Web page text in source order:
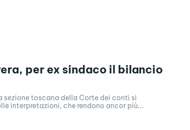
per ex sindaco il bilancio
sezione toscana della Corte dei conti si
interpretazioni, che rendono ancor più...